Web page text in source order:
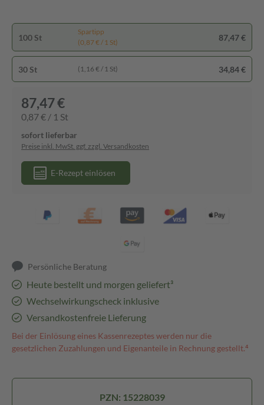
100 St
Spartipp
(0,87 € / 1 St)
87,47 €
30 St (1,16 € / 1 St) 34,84 €
87,47 €
0,87 € / 1 St
sofort lieferbar
Preise inkl. MwSt. ggf. zzgl. Versandkosten
E-Rezept einlösen
Persönliche Beratung
Heute bestellt und morgen geliefert³
Wechselwirkungscheck inklusive
Versandkostenfreie Lieferung
Bei der Einlösung eines Kassenrezeptes werden nur die
gesetzlichen Zuzahlungen und Eigenanteile in Rechnung gestellt.⁴
PZN: 15228039